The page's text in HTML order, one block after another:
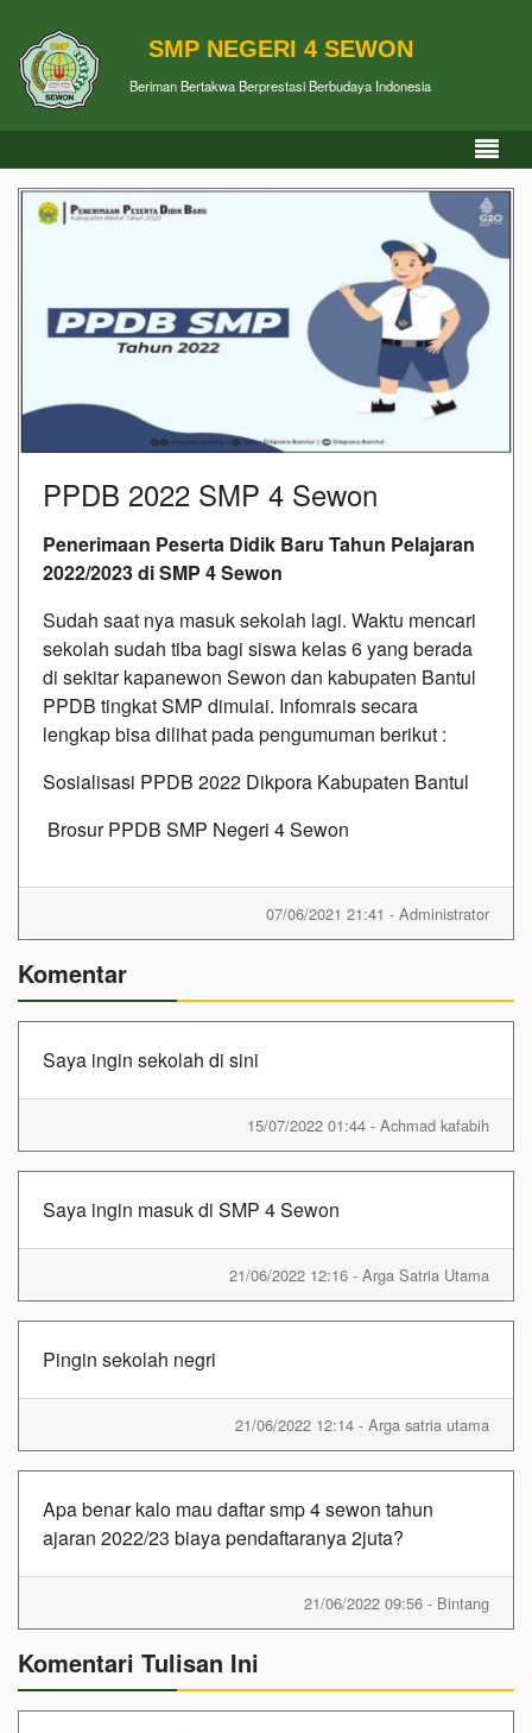
SMP NEGERI 4 SEWON
Beriman Bertakwa Berprestasi Berbudaya Indonesia
PPDB 2022 SMP 4 Sewon
Penerimaan Peserta Didik Baru Tahun Pelajaran
2022/2023 di SMP 4 Sewon
Sudah saat nya masuk sekolah lagi. Waktu mencari
sekolah sudah tiba bagi siswa kelas 6 yang berada
di sekitar kapanewon Sewon dan kabupaten Bantul
PPDB tingkat SMP dimulai. Infomrais secara
lengkap bisa dilihat pada pengumuman berikut :
Sosialisasi PPDB 2022 Dikpora Kabupaten Bantul
Brosur PPDB SMP Negeri 4 Sewon
07/06/2021 21:41 - Administrator
Komentar
Saya ingin sekolah di sini
15/07/2022 01:44 - Achmad kafabih
Saya ingin masuk di SMP 4 Sewon
21/06/2022 12:16 - Arga Satria Utama
Pingin sekolah negri
21/06/2022 12:14 - Arga satria utama
Apa benar kalo mau daftar smp 4 sewon tahun
ajaran 2022/23 biaya pendaftaranya 2juta?
21/06/2022 09:56 - Bintang
Komentari Tulisan Ini